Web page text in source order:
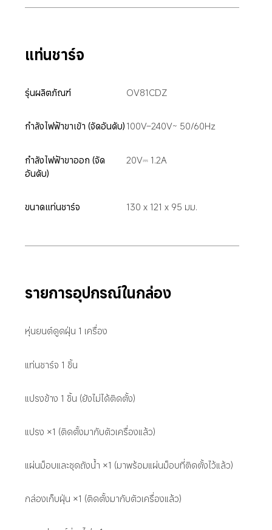
แท่นชาร์จ
รุ่นผลิตภัณฑ์ OV81CDZ
กำลังไฟฟ้าขาเข้า (จัดอันดับ) 100V–240V~ 50/60Hz
กำลังไฟฟ้าขาออก (จัด
อันดับ)
20V⎓ 1.2A
ขนาดแท่นชาร์จ 130 x 121 x 95 มม.
รายการอุปกรณ์ในกล่อง
หุ่นยนต์ดูดฝุ่น 1 เครื่อง
แท่นชาร์จ 1 ชิ้น
แปรงข้าง 1 ชิ้น (ยังไม่ได้ติดตั้ง)
แปรง ×1 (ติดตั้งมากับตัวเครื่องแล้ว)
แผ่นม็อบและชุดถังน้ำ ×1 (มาพร้อมแผ่นม็อบที่ติดตั้งไว้แล้ว)
กล่องเก็บฝุ่น ×1 (ติดตั้งมากับตัวเครื่องแล้ว)